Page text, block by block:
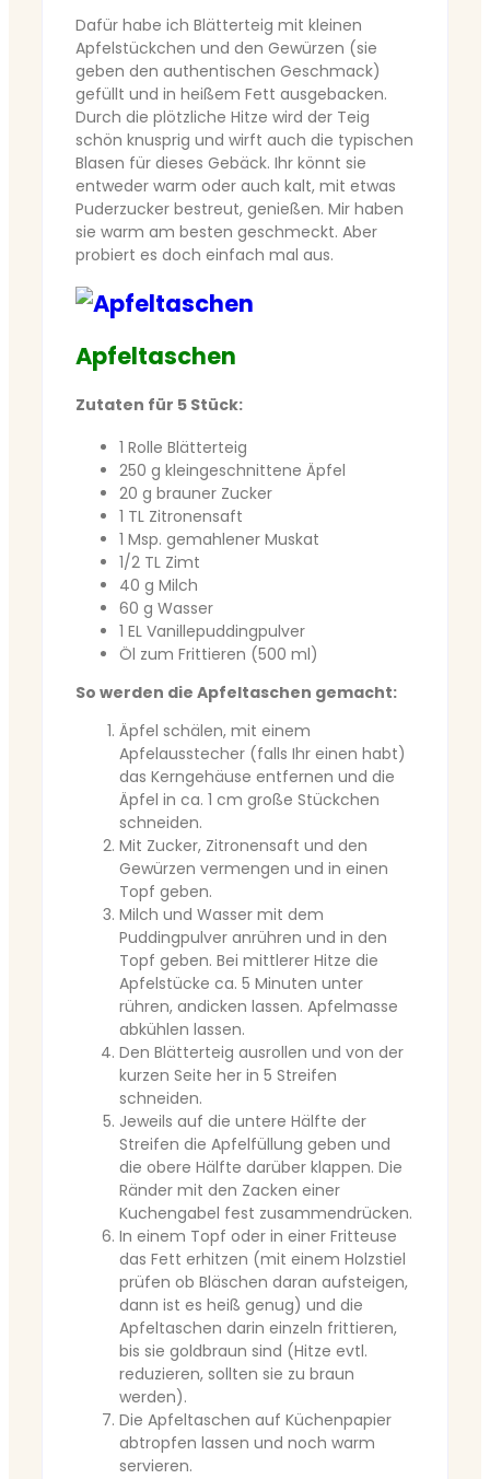
Dafür habe ich Blätterteig mit kleinen
Apfelstückchen und den Gewürzen (sie
geben den authentischen Geschmack)
gefüllt und in heißem Fett ausgebacken.
Durch die plötzliche Hitze wird der Teig
schön knusprig und wirft auch die typischen
Blasen für dieses Gebäck. Ihr könnt sie
entweder warm oder auch kalt, mit etwas
Puderzucker bestreut, genießen. Mir haben
sie warm am besten geschmeckt. Aber
probiert es doch einfach mal aus.
Apfeltaschen
Zutaten für 5 Stück:
1 Rolle Blätterteig
250 g kleingeschnittene Äpfel
20 g brauner Zucker
1 TL Zitronensaft
1 Msp. gemahlener Muskat
1/2 TL Zimt
40 g Milch
60 g Wasser
1 EL Vanillepuddingpulver
Öl zum Frittieren (500 ml)
So werden die Apfeltaschen gemacht:
Äpfel schälen, mit einem
Apfelausstecher (falls Ihr einen habt)
das Kerngehäuse entfernen und die
Äpfel in ca. 1 cm große Stückchen
schneiden.
Mit Zucker, Zitronensaft und den
Gewürzen vermengen und in einen
Topf geben.
Milch und Wasser mit dem
Puddingpulver anrühren und in den
Topf geben. Bei mittlerer Hitze die
Apfelstücke ca. 5 Minuten unter
rühren, andicken lassen. Apfelmasse
abkühlen lassen.
Den Blätterteig ausrollen und von der
kurzen Seite her in 5 Streifen
schneiden.
Jeweils auf die untere Hälfte der
Streifen die Apfelfüllung geben und
die obere Hälfte darüber klappen. Die
Ränder mit den Zacken einer
Kuchengabel fest zusammendrücken.
In einem Topf oder in einer Fritteuse
das Fett erhitzen (mit einem Holzstiel
prüfen ob Bläschen daran aufsteigen,
dann ist es heiß genug) und die
Apfeltaschen darin einzeln frittieren,
bis sie goldbraun sind (Hitze evtl.
reduzieren, sollten sie zu braun
werden).
Die Apfeltaschen auf Küchenpapier
abtropfen lassen und noch warm
servieren.